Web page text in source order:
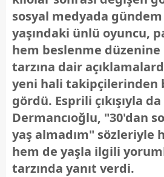
sosyal medyada
yaşındaki ünlü oyuncu,
hem beslenme düzenine
tarzına dair
yeni hali takipçilerinden
gördü. Esprili çıkışıyla
Dermancıoğlu, "30'dan
yaş almadım" sözleriyle
hem de yaşla ilgili
tarzında yanıt verdi.